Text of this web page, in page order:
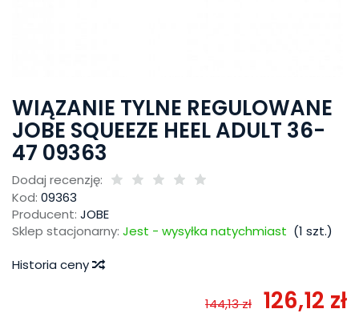
WIĄZANIE TYLNE REGULOWANE
JOBE SQUEEZE HEEL ADULT 36-
47 09363
Dodaj recenzję:
Kod: 09363
Producent: JOBE
Sklep stacjonarny: Jest - wysyłka natychmiast (1 szt.)
Historia ceny
144,13 zł 126,12 zł